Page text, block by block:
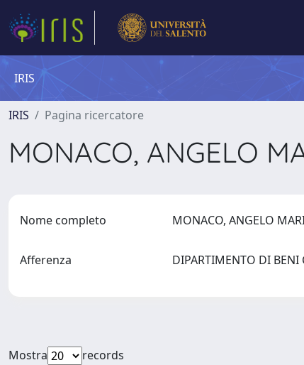
IRIS
IRIS Pagina ricercatore
MONACO, ANGELO
Nome completo MONACO, ANGELO
Afferenza DIPARTIMENTO DI BENI
Mostra
records